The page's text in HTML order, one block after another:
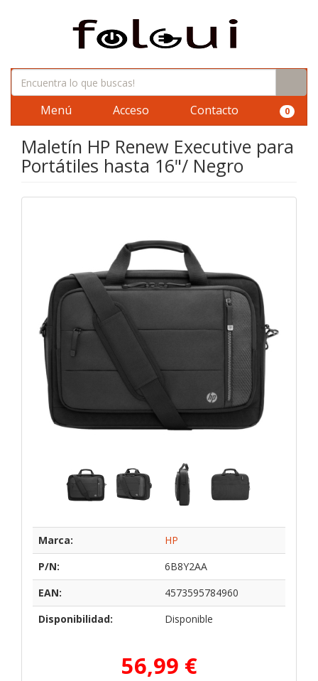
Menú Acceso Contacto 0
Maletín HP Renew Executive para
Portátiles hasta 16"/ Negro
Marca:
HP
P/N:
6B8Y2AA
EAN:
4573595784960
Disponibilidad:
Disponible
56,99 €